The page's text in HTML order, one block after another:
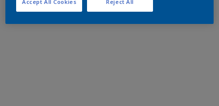
Reject All
Accept All Cookies